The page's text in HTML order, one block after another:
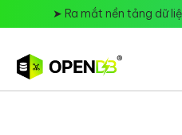
➤ Ra mắt nền tảng dữ